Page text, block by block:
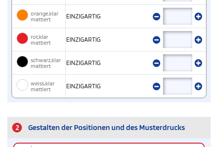
orange,klar
mattiert
EINZIGARTIG
rot,klar
mattiert
EINZIGARTIG
schwarz,klar
mattiert
EINZIGARTIG
weiss,klar
mattiert
EINZIGARTIG
2 Gestalten der Positionen und des Musterdrucks